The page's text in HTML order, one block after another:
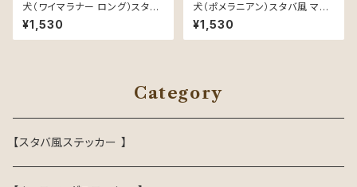
犬（ワイマラナー ロング）スタバ
風 マグネット ステッカー 防水
車用
¥1,530
犬（ポメラニアン）スタバ風 マグ
ネット ステッカー 防水 車用
¥1,530
Category
【スタバ風ステッカー 】